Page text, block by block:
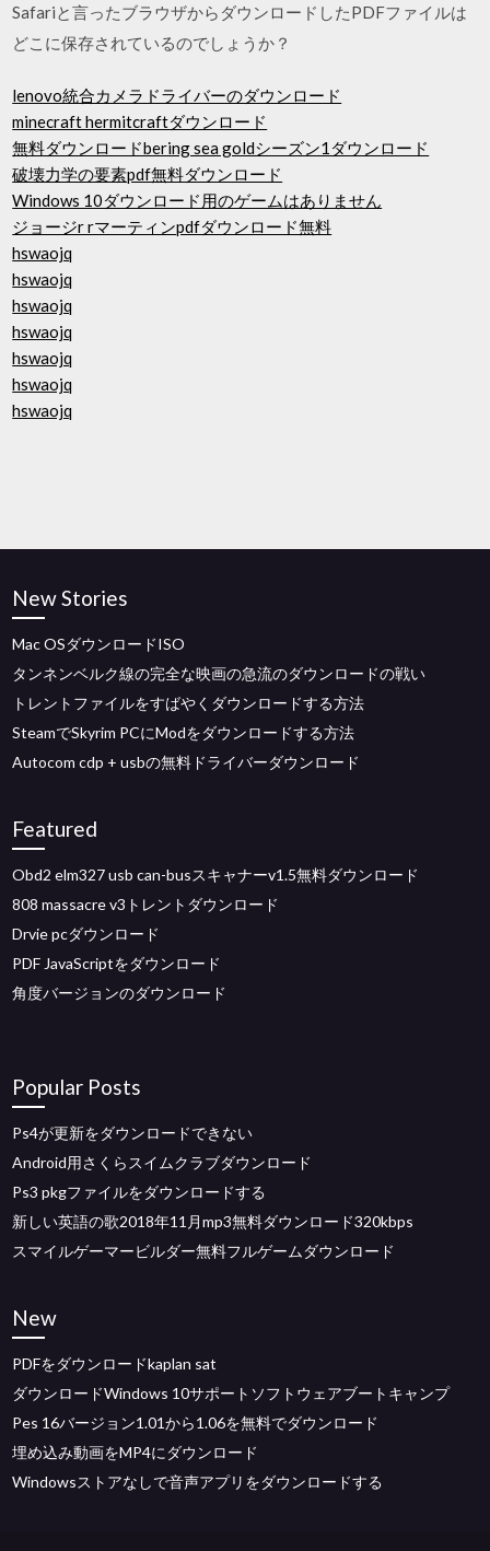
Safariと言ったブラウザからダウンロードしたPDFファイルは
どこに保存されているのでしょうか？
lenovo統合カメラドライバーのダウンロード
minecraft hermitcraftダウンロード
無料ダウンロードbering sea goldシーズン1ダウンロード
破壊力学の要素pdf無料ダウンロード
Windows 10ダウンロード用のゲームはありません
ジョージr rマーティンpdfダウンロード無料
hswaojq
hswaojq
hswaojq
hswaojq
hswaojq
hswaojq
hswaojq
New Stories
Mac OSダウンロードISO
タンネンベルク線の完全な映画の急流のダウンロードの戦い
トレントファイルをすばやくダウンロードする方法
SteamでSkyrim PCにModをダウンロードする方法
Autocom cdp + usbの無料ドライバーダウンロード
Featured
Obd2 elm327 usb can-busスキャナーv1.5無料ダウンロード
808 massacre v3トレントダウンロード
Drvie pcダウンロード
PDF JavaScriptをダウンロード
角度バージョンのダウンロード
Popular Posts
Ps4が更新をダウンロードできない
Android用さくらスイムクラブダウンロード
Ps3 pkgファイルをダウンロードする
新しい英語の歌2018年11月mp3無料ダウンロード320kbps
スマイルゲーマービルダー無料フルゲームダウンロード
New
PDFをダウンロードkaplan sat
ダウンロードWindows 10サポートソフトウェアブートキャンプ
Pes 16バージョン1.01から1.06を無料でダウンロード
埋め込み動画をMP4にダウンロード
Windowsストアなしで音声アプリをダウンロードする